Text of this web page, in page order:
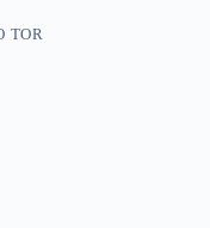
TOR